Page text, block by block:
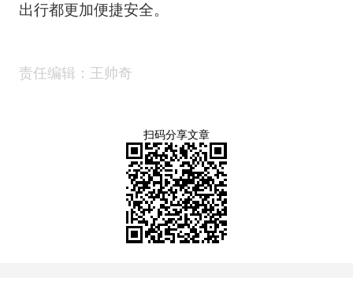
出行都更加便捷安全。
责任编辑：王帅奇
扫码分享文章